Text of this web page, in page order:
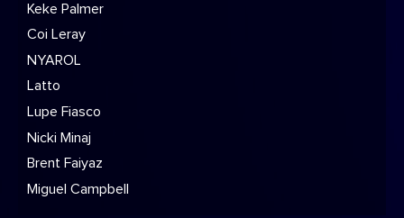
Keke Palmer
Coi Leray
NYAROL
Latto
Lupe Fiasco
Nicki Minaj
Brent Faiyaz
Miguel Campbell